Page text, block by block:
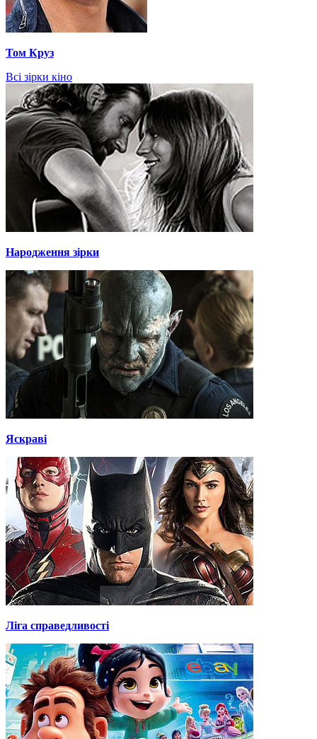
Том Круз
Всі зірки кіно
Народження зірки
Яскраві
Ліга справедливості